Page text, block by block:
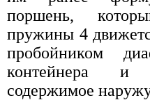
поршень,
пружины 4
пробойником
контейнера и
содержимое